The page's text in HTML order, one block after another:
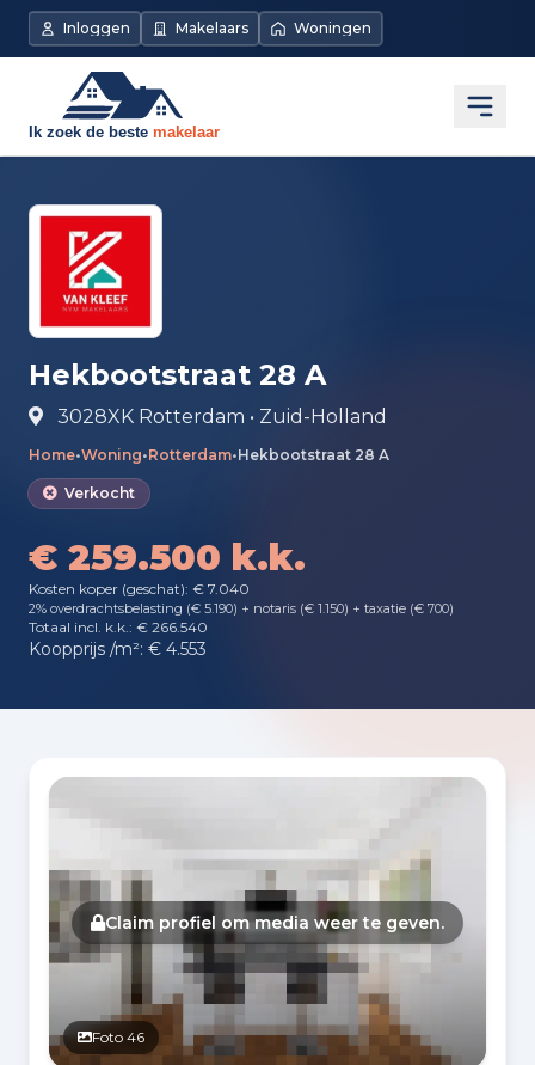
Direct naar de inhoud
Inloggen Makelaars Woningen
Hekbootstraat 28 A
3028XK Rotterdam • Zuid-Holland
Home•Woning•Rotterdam•Hekbootstraat 28 A
Verkocht
€ 259.500 k.k.
Kosten koper (geschat): € 7.040
2% overdrachtsbelasting (€ 5.190) + notaris (€ 1.150) + taxatie (€ 700)
Totaal incl. k.k.: € 266.540
Koopprijs /m²: € 4.553
Fotogalerij
Foto 46
Claim profiel om media weer te geven.